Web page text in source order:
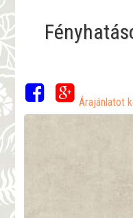
Árajánlatot